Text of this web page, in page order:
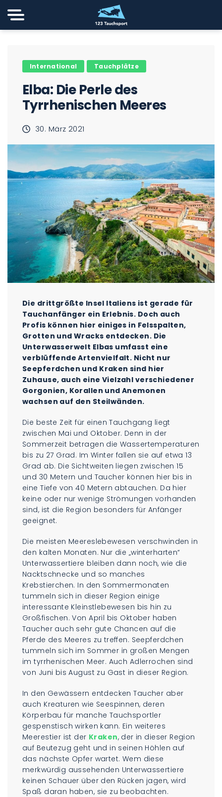
International Tauchplätze
Elba: Die Perle des
Tyrrhenischen Meeres
30. März 2021
Die drittgrößte Insel Italiens ist gerade für
Tauchanfänger ein Erlebnis. Doch auch
Profis können hier einiges in Felsspalten,
Grotten und Wracks entdecken. Die
Unterwasserwelt Elbas umfasst eine
verblüffende Artenvielfalt. Nicht nur
Seepferdchen und Kraken sind hier
Zuhause, auch eine Vielzahl verschiedener
Gorgonien, Korallen und Anemonen
wachsen auf den Steilwänden.
Die beste Zeit für einen Tauchgang liegt
zwischen Mai und Oktober. Denn in der
Sommerzeit betragen die Wassertemperaturen
bis zu 27 Grad. Im Winter fallen sie auf etwa 13
Grad ab. Die Sichtweiten liegen zwischen 15
und 30 Metern und Taucher können hier bis in
eine Tiefe von 40 Metern abtauchen. Da hier
keine oder nur wenige Strömungen vorhanden
sind, ist die Region besonders für Anfänger
geeignet.
Die meisten Meereslebewesen verschwinden in
den kalten Monaten. Nur die „winterharten“
Unterwassertiere bleiben dann noch, wie die
Nacktschnecke und so manches
Krebstierchen. In den Sommermonaten
tummeln sich in dieser Region einige
interessante Kleinstlebewesen bis hin zu
Großfischen. Von April bis Oktober haben
Taucher auch sehr gute Chancen auf die
Pferde des Meeres zu treffen. Seepferdchen
tummeln sich im Sommer in großen Mengen
im tyrrhenischen Meer. Auch Adlerrochen sind
von Juni bis August zu Gast in dieser Region.
In den Gewässern entdecken Taucher aber
auch Kreaturen wie Seespinnen, deren
Körperbau für manche Tauchsportler
gespenstisch wirken kann. Ein weiteres
Meerestier ist der Kraken, der in dieser Region
auf Beutezug geht und in seinen Höhlen auf
das nächste Opfer wartet. Wem diese
merkwürdig aussehenden Unterwassertiere
keinen Schauer über den Rücken jagen, wird
Spaß daran haben, sie zu beobachten.